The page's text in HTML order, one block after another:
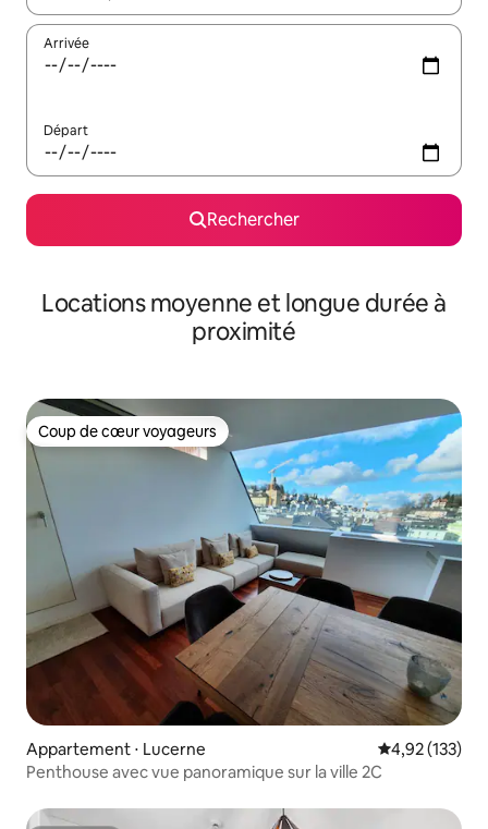
Arrivée
Départ
Rechercher
Locations moyenne et longue durée à
proximité
Coup de cœur voyageurs
Coup de cœur voyageurs
Appartement ⋅ Lucerne Évaluation
4,92 (133)
Penthouse avec vue panoramique sur la ville 2C